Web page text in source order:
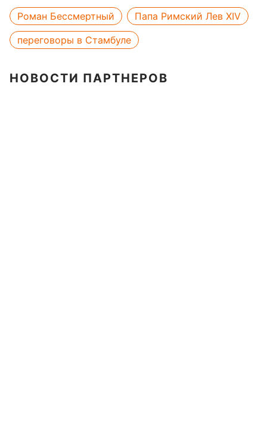
Роман Бессмертный
Папа Римский Лев XIV
переговоры в Стамбуле
НОВОСТИ ПАРТНЕРОВ